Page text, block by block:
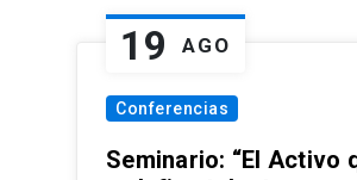
19 AGO
Conferencias
Seminario: “El Activo